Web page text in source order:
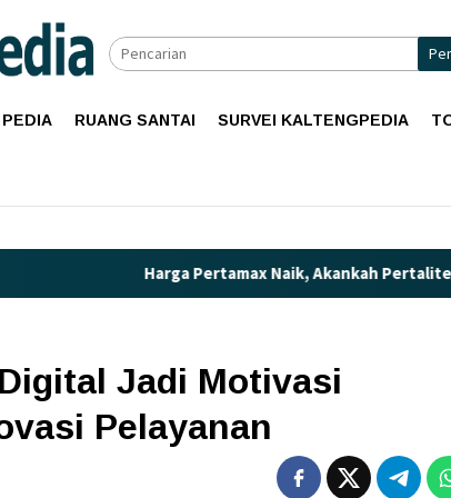
RUANG SANTAI SURVEI KALTENGPEDIA
Harga Pertamax Naik, Akankah Pertalite
Jadi Motivasi
Pelayanan